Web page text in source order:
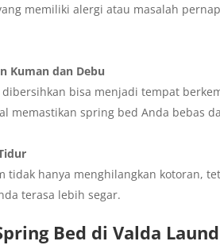
memiliki alergi atau masalah
Kuman dan Debu
bisa menjadi tempat
memastikan spring bed Anda bebas
tidak hanya menghilangkan kotoran,
terasa lebih segar.
Bed di Valda